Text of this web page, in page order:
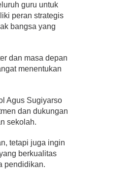
guru untuk
peran strategis
bangsa yang
dan masa depan
menentukan
Agus Sugiyarso
dan dukungan
sekolah.
tetapi juga ingin
berkualitas
pendidikan.